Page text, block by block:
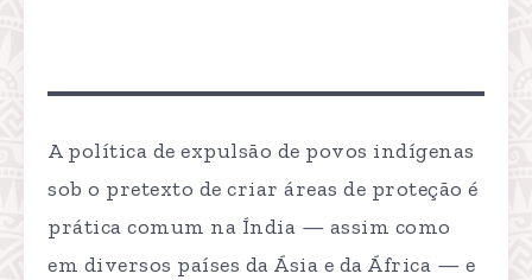
A política de expulsão de povos indígenas
sob o pretexto de criar áreas de proteção é
prática comum na Índia — assim como
em diversos países da Ásia e da África — e